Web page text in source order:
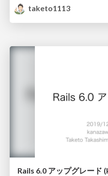
taketo1113
Rails 6.0 アップグレード